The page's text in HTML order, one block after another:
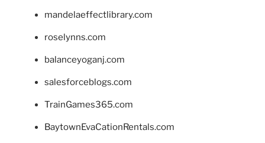
mandelaeffectlibrary.com
roselynns.com
balanceyoganj.com
salesforceblogs.com
TrainGames365.com
BaytownEvaCationRentals.com